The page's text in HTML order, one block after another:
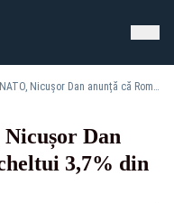
De la Summitul NATO, Nicușor Dan anunță că România va cheltui 3,7% din PIB pentru securitate
Dan
3,7% din